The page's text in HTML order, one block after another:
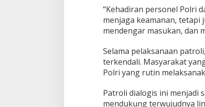
“Kehadiran personel Polri
menjaga keamanan,
mendengar masukan, dan
Selama pelaksanaan
terkendali. Masyarakat
Polri yang rutin
Patroli dialogis ini menjadi
mendukung terwujudnya